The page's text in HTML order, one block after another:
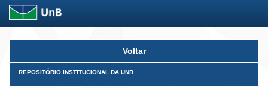
Skip
Voltar
REPOSITÓRIO INSTITUCIONAL DA UNB